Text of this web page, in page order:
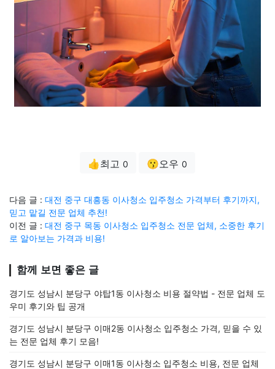
👍최고 0 😗오우 0
다음 글 : 대전 중구 대흥동 이사청소 입주청소 가격부터 후기까지,
믿고 맡길 전문 업체 추천!
이전 글 : 대전 중구 목동 이사청소 입주청소 전문 업체, 소중한 후기
로 알아보는 가격과 비용!
함께 보면 좋은 글
경기도 성남시 분당구 야탑1동 이사청소 비용 절약법 - 전문 업체 도
우미 후기와 팁 공개
경기도 성남시 분당구 이매2동 이사청소 입주청소 가격, 믿을 수 있
는 전문 업체 후기 모음!
경기도 성남시 분당구 이매1동 이사청소 입주청소 비용, 전문 업체